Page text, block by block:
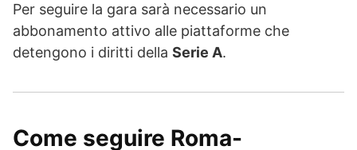
Per seguire la gara sarà necessario un
abbonamento attivo alle piattaforme che
detengono i diritti della Serie A.
Come seguire Roma-